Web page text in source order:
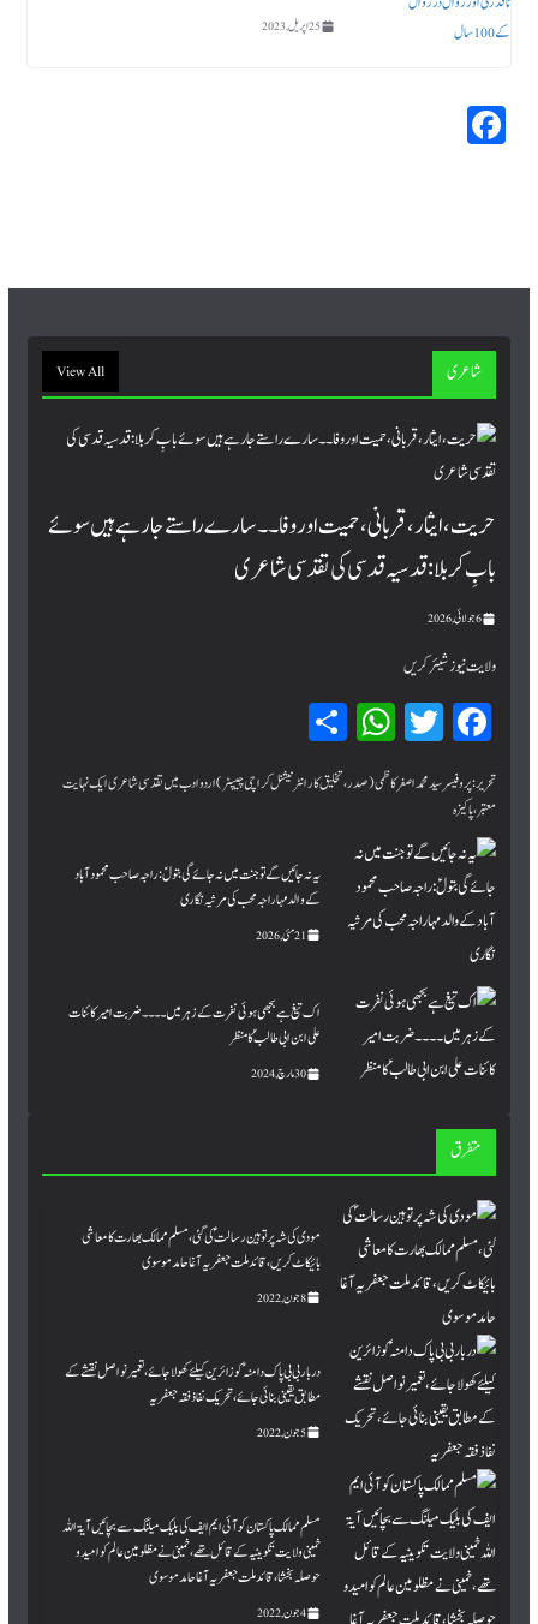
25 اپریل, 2023
Fa
شاعری View All
حریت، ایثار، قربانی، حمیت اور وفا۔۔ سارے راستے جا رہے ہیں سوئے
بابِ کربلا : قدسیہ قدسی کی تقدسی شاعری
6 جولائی, 2026
ولایت نیوز شیئر کریں
Fa
ce
bo
ok
T
wi
tte
r
W
hat
sA
Sh
ar
e
تحریر:پروفیسر سید محمد اصغر کاظمی (صدر، تخلیق کار انٹرنیشنل کراچی چیپٹر) اردو ادب میں تقدسی شاعری ایک نہایت
معتبر، پاکیزہ
یہ نہ جائیں گے تو جنت میں نہ جائے گی بتولؑ: راجہ صاحب محمود آباد
کے والد مہاراجہ محب کی مرثیہ نگاری
21 مئی, 2026
اک تیغ ہے بجھی ہوئی نفرت کے زہر میں۔۔۔۔ ضربت امیر کائنات
علی ابن ابی طالبؑ کا منظر
30 مارچ, 2024
متفرق
مودی کی شہ پر توہین رسالتؐ کی گئی، مسلم ممالک بھارت کا معاشی
بائیکاٹ کریں، قائد ملت جعفریہ آغا حامد موسوی
8 جون, 2022
دربار بی بی پاک دامنہ ؑ کو زائرین کیلئے کھولا جائے، تعمیر نو اصل نقشے کے
مطابق یقینی بنائی جائے، تحریک نفاذ فقہ جعفریہ
5 جون, 2022
مسلم ممالک پاکستان کو آئی ایم ایف کی بلیک میلنگ سے بچائیں آیۃ اللہ
خمینی ولایت تکوینیہ کے قائل تھے، خمینی نے مظلومین عالم کو امید و
حوصلہ بخشا، قائد ملت جعفریہ آغا حامد موسوی
4 جون, 2022